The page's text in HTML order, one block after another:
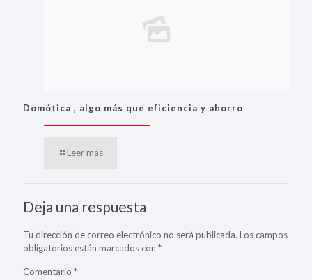
Domótica , algo más que eficiencia y ahorro
Leer más
Deja una respuesta
Tu dirección de correo electrónico no será publicada. Los campos
obligatorios están marcados con *
Comentario *